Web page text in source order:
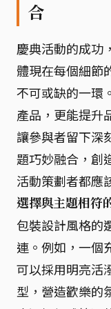
合
慶典活動的成功
體現在每個細節
不可或缺的一環
產品，更能提升
讓參與者留下深
題巧妙融合，創
活動策劃者都應
選擇與主題相符
包裝設計風格的
連。例如，一個
可以採用明亮活
型，營造歡樂的